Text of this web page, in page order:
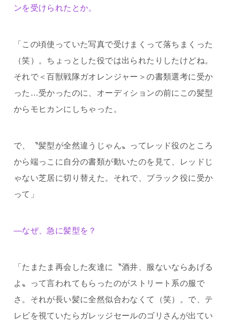
ンを受けられたとか。
「この頃使っていた写真で受けまくって落ちまくった
（笑）。ちょっとした役では出られたりしたけどね。
それで＜百獣戦隊ガオレンジャー＞の書類選考に受か
った…受かったのに、オーディションの前にこの髪型
からモヒカンにしちゃった。
で、〝髪型が全然違うじゃん〟ってレッド役のところ
から端っこに自分の書類が動いたのを見て、レッドじ
ゃない芝居に切り替えた。それで、ブラック役に受か
って」
―なぜ、急に髪型を？
「たまたま再会した友達に〝酒井、服ないならあげる
よ〟って言われてもらったのがストリート系の服で
さ。それが長い髪に全然似合わなくて（笑）。で、テ
レビを視ていたらガレッジセールのゴリさんが出てい